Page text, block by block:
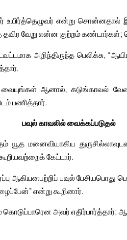
உயிர்த்தெழுவர் என்று சொன்னதால்
தவிர வேறு என்ன குற்றம் கண்டார்கள்;
அறிந்திருந்த பெலிக்சு,
ஆனால், கடுங்காவல்
பணித்தார்.
பவுல் காவலில் வைக்கப்படுதல்
தம் யூத மனைவியாகிய
கேட்டார்.
ஆகியனபற்றிப் பவுல் பேசியபொது
என்று கூறினார்.
அவர் எதிர்பார்த்தார்;